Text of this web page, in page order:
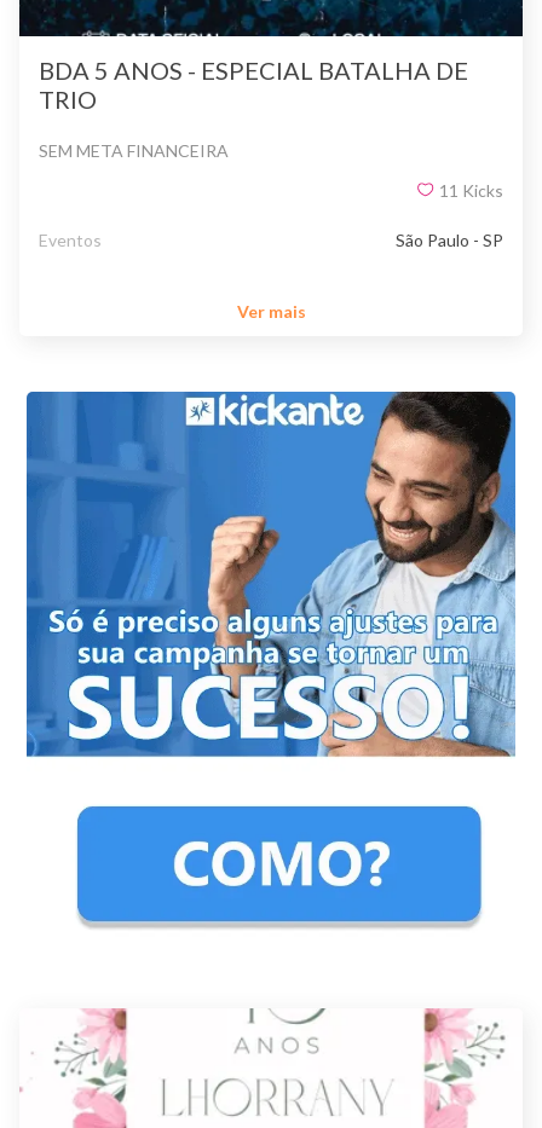
BDA 5 ANOS - ESPECIAL BATALHA DE
TRIO
SEM META FINANCEIRA
11 Kicks
Eventos São Paulo - SP
Ver mais